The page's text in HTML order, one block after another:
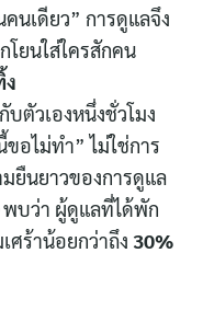
นเดียว” การดูแลจึง
โยนใส่ใครสักคน
บตัวเองหนึ่งชั่วโมง
อไม่ทำ” ไม่ใช่การ
ยืนยาวของการดูแล
บว่า ผู้ดูแลที่ได้พัก
ศร้าน้อยกว่าถึง 30%